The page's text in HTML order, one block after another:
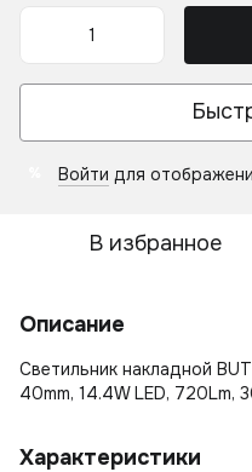
Войти для
В избранное
Описание
Светильник накладной
40mm, 14.4W LED, 720Lm,
Характеристики